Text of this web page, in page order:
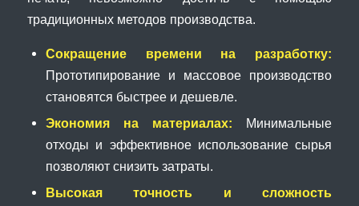
традиционных методов производства.
Сокращение времени на разработку:
Прототипирование и массовое производство
становятся быстрее и дешевле.
Экономия на материалах: Минимальные
отходы и эффективное использование сырья
позволяют снизить затраты.
Высокая точность и сложность